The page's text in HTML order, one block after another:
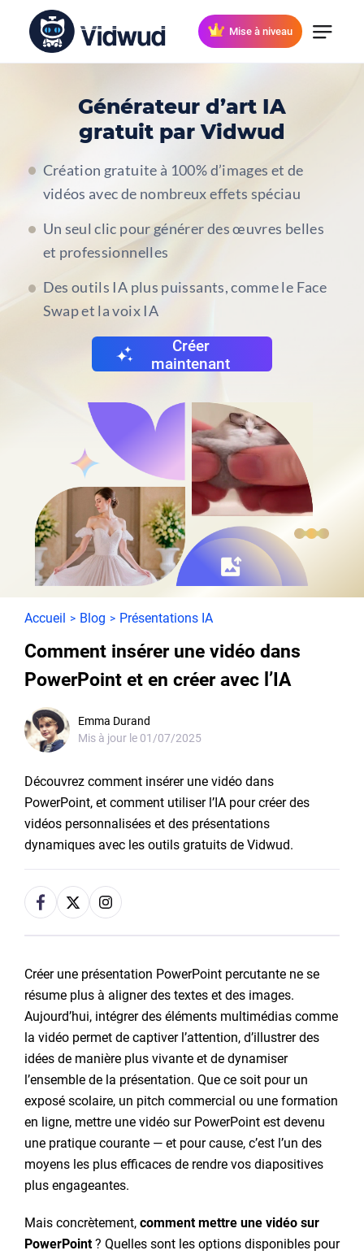
Mise à niveau
Générateur d’art IA
gratuit par Vidwud
Création gratuite à 100% d’images et de
vidéos avec de nombreux effets spéciau
Un seul clic pour générer des œuvres belles
et professionnelles
Des outils IA plus puissants, comme le Face
Swap et la voix IA
Créer
maintenant
Accueil > Blog > Présentations IA
Comment insérer une vidéo dans
PowerPoint et en créer avec l’IA
Emma Durand
Mis à jour le 01/07/2025
Découvrez comment insérer une vidéo dans
PowerPoint, et comment utiliser l’IA pour créer des
vidéos personnalisées et des présentations
dynamiques avec les outils gratuits de Vidwud.
Créer une présentation PowerPoint percutante ne se
résume plus à aligner des textes et des images.
Aujourd’hui, intégrer des éléments multimédias comme
la vidéo permet de captiver l’attention, d’illustrer des
idées de manière plus vivante et de dynamiser
l’ensemble de la présentation. Que ce soit pour un
exposé scolaire, un pitch commercial ou une formation
en ligne, mettre une vidéo sur PowerPoint est devenu
une pratique courante — et pour cause, c’est l’un des
moyens les plus efficaces de rendre vos diapositives
plus engageantes.
Mais concrètement, comment mettre une vidéo sur
PowerPoint? Quelles sont les options disponibles pour